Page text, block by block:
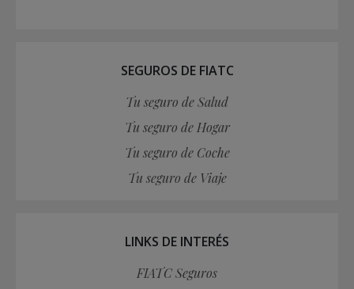
SEGUROS DE FIATC
Tu seguro de Salud
Tu seguro de Hogar
Tu seguro de Coche
Tu seguro de Viaje
LINKS DE INTERÉS
FIATC Seguros